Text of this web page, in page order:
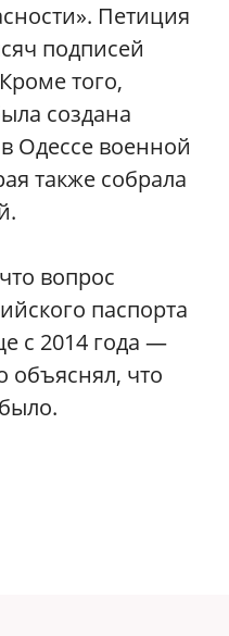
Петиция
подписей
того,
создана
Одессе военной
также собрала
вопрос
паспорта
с 2014 года —
объяснял, что